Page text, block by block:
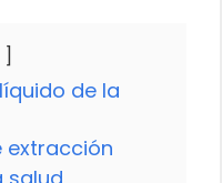
de la
extracción